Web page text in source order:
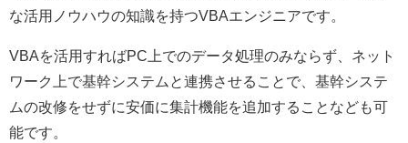
な活用ノウハウの知識を持つVBAエンジニアです。
VBAを活用すればPC 上でのデータ処理のみならず、ネット
ワーク上で基幹システムと連携させることで、基幹システ
ムの改修をせずに安価に集計機能を追加することなども可
能です。